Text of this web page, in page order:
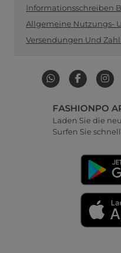
Informationsschreiben
Allgemeine Nutzungs-
Versendungen Und
FASHIONPO
Laden Sie die
Surfen Sie